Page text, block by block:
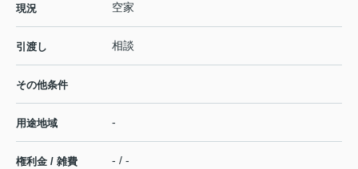
現況 空家
引渡し 相談
その他条件
用途地域 -
権利金 / 雑費 - / -